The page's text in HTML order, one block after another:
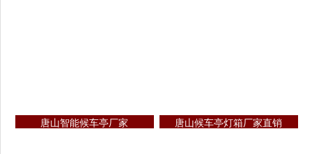
唐山智能候车亭厂家 唐山候车亭灯箱厂家直销